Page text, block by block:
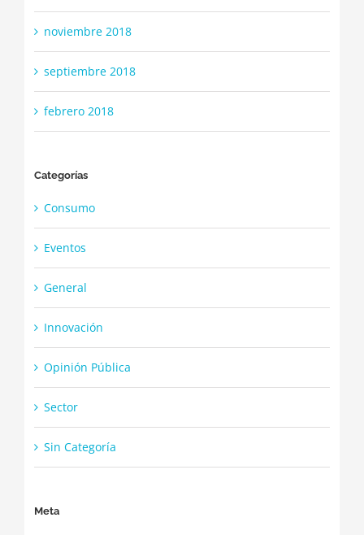
noviembre 2018
septiembre 2018
febrero 2018
Categorías
Consumo
Eventos
General
Innovación
Opinión Pública
Sector
Sin Categoría
Meta